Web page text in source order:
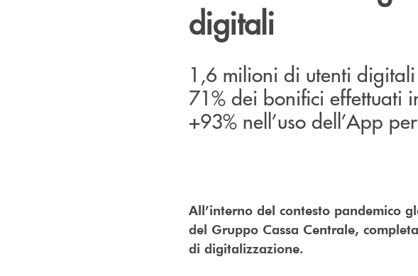
digitali
1,6 milioni di utenti
71% dei bonifici effettuati
+93% nell’uso dell’App
All’interno del contesto pandemico
del Gruppo Cassa Centrale,
di digitalizzazione.